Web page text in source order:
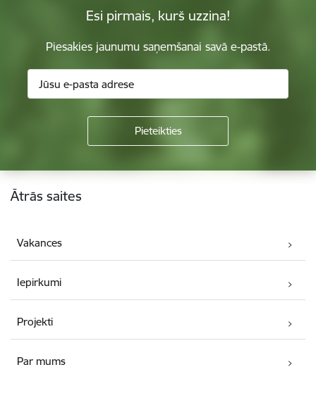
Esi pirmais, kurš uzzina!
Piesakies jaunumu saņemšanai savā e-pastā.
Kājene
Ātrās saites
Vakances
Iepirkumi
Projekti
Par mums